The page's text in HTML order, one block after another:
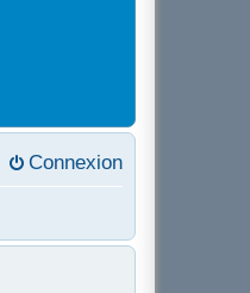
Connexion